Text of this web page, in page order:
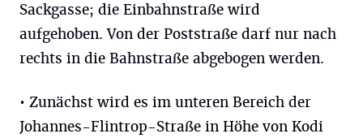
Sackgasse; die Einbahnstraße wird
aufgehoben. Von der Poststraße darf nur nach
rechts in die Bahnstraße abgebogen werden.
• Zunächst wird es im unteren Bereich der
Johannes-Flintrop-Straße in Höhe von Kodi